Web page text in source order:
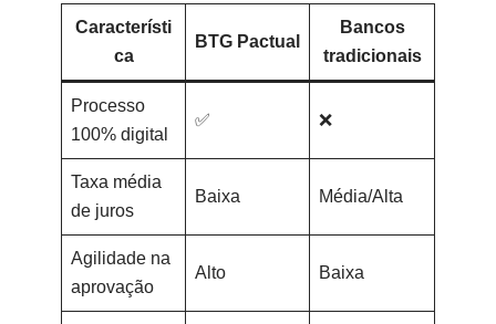
Característi
ca
BTG Pactual
Bancos
tradicionais
Processo
100% digital
✅ ❌
Taxa média
de juros
Baixa Média/Alta
Agilidade na
aprovação
Alto Baixa